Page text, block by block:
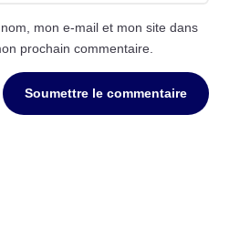
mon e-mail et mon site dans
prochain commentaire.
Soumettre le commentaire